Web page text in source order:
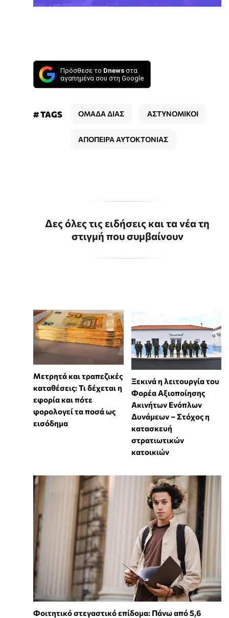
Πρόσθεσε το Dnews στα
αγαπημένα σου στη Google
# TAGS ΟΜΑΔΑ ΔΙΑΣ ΑΣΤΥΝΟΜΙΚΟΙ
ΑΠΟΠΕΙΡΑ ΑΥΤΟΚΤΟΝΙΑΣ
Δες όλες τις ειδήσεις και τα νέα τη
στιγμή που συμβαίνουν
Μετρητά και τραπεζικές
καταθέσεις: Τι δέχεται η
εφορία και πότε
φορολογεί τα ποσά ως
εισόδημα
Ξεκινά η λειτουργία του
Φορέα Αξιοποίησης
Ακινήτων Ενόπλων
Δυνάμεων – Στόχος η
κατασκευή
στρατιωτικών
κατοικιών
Φοιτητικό στεγαστικό επίδομα: Πάνω από 5,6